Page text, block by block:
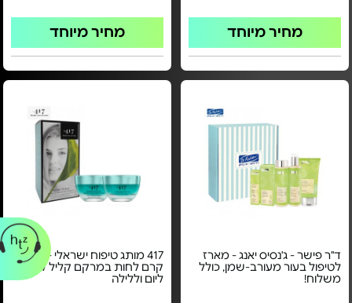
מחיר מיוחד מחיר מיוחד
ד"ר פישר - ג'נסיס יאנג - מארז
לטיפול בעור מעורב-שמן, כולל
משלוח!
417 מותג טיפוח ישראלי - מארז
קרם לחות במרקם קליל לפנים
ליום וללילה